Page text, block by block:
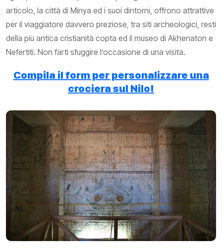
articolo, la città di Minya ed i suoi dintorni, offrono attrattive
per il viaggiatore davvero preziose, tra siti archeologici, resti
della più antica cristianità copta ed il museo di Akhenaton e
Nefertiti. Non farti sfuggire l’occasione di una visita.
Compila il form per personalizzare una
crociera sul Nilo!